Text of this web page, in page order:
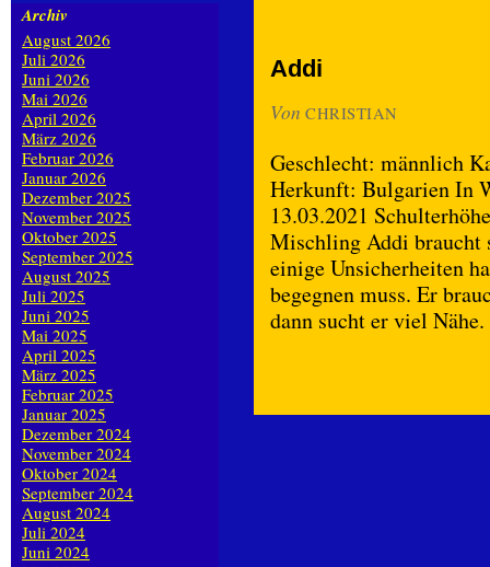
Addi
Von CHRISTIAN
Geschlecht: männlich
Herkunft: Bulgarien In
13.03.2021
Mischling Addi braucht
einige Unsicherheiten
begegnen muss. Er
dann sucht er viel
Archiv
August 2026
Juli 2026
Juni 2026
Mai 2026
April 2026
März 2026
Februar 2026
Januar 2026
Dezember 2025
November 2025
Oktober 2025
September 2025
August 2025
Juli 2025
Juni 2025
Mai 2025
April 2025
März 2025
Februar 2025
Januar 2025
Dezember 2024
November 2024
Oktober 2024
September 2024
August 2024
Juli 2024
Juni 2024